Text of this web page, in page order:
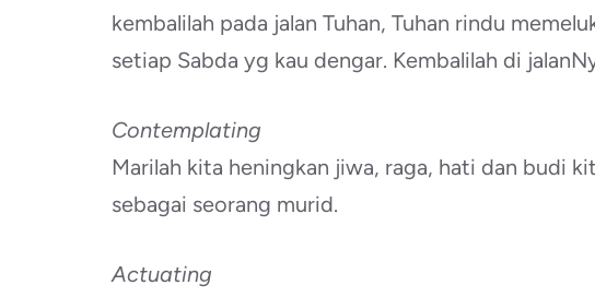
kembalilah pada jalan Tuhan, Tuhan rindu
setiap Sabda yg kau dengar. Kembalilah di
Contemplating
Marilah kita heningkan jiwa, raga, hati dan budi
sebagai seorang murid.
Actuating